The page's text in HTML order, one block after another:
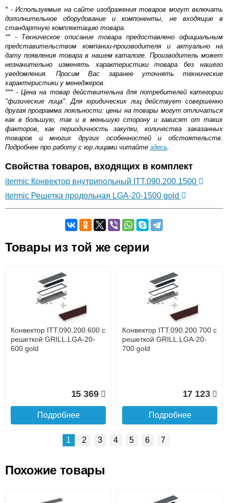
* - Используемые на сайте изображения товаров могут включать
дополнительное оборудование и компоненты, не входящие в
стандартную комплектацию товара.
** - Техническое описание товара предоставлено официальным
представительством компании-производителя и актуально на
дату появления товара в нашем каталоге. Производитель может
незначительно изменять характеристики товара без нашего
уведомления. Просим Вас заранее уточнять технические
характеристики у менеджеров.
*** - Цена на товар действительна для потребителей категории
"физические лица". Для юридических лиц действует совершенно
другая программа лояльности: цены на товары могут отличаться
как в большую, так и в меньшую сторону и зависят от таких
факторов, как периодичность закупки, количества заказанных
товаров и многих других особенностей и обстоятельств.
Подробнее про работу с юр.лицами читайте здесь.
Свойства товаров, входящих в комплект
itermic Конвектор внутрипольный ITT.090.200.1500
itermic Решетка продольная LGA-20-1500 gold
Оставьте отзыв
Доставка сантехники по Москве и Московской области
Наличный расчёт
Банковской картой на сайте в режиме реального
времени
Банковской картой при получении товара как при
доставке, так и самовывозом
Интернет-деньгами (Yandex-деньги, Web-money,
Qiwi-кошельки и другие).
Безналичный расчёт (возможно и с НДС)
Товары из той же серии
Конвектор ITT.090.200.600 с
решеткой GRILL.LGA-20-
600 gold
15 369
Подробнее
Конвектор ITT.090.200.700 с
решеткой GRILL.LGA-20-
700 gold
17 123
Подробнее
Конвектор ITT.090.200.1400 Конвектор ITT.090.200.1300
1 2 3 4 5 6 7
Похожие товары